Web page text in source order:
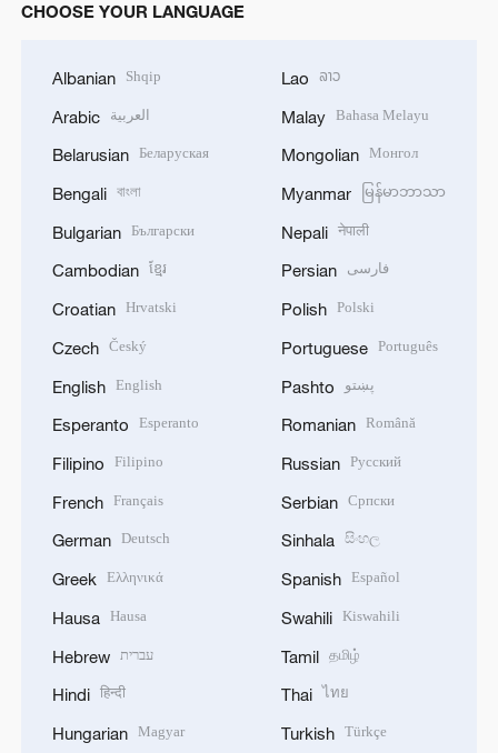
CHOOSE YOUR LANGUAGE
Albanian Shqip
Arabic العربية
Belarusian Беларуская
Bengali বাংলা
Bulgarian Български
Cambodian ខ្មែរ
Croatian Hrvatski
Czech Český
English English
Esperanto Esperanto
Filipino Filipino
French Français
German Deutsch
Greek Ελληνικά
Hausa Hausa
Hebrew עברית
Hindi हिन्दी
Hungarian Magyar
Lao ລາວ
Malay Bahasa Melayu
Mongolian Монгол
Myanmar မြန်မာဘာသာ
Nepali नेपाली
Persian فارسی
Polish Polski
Portuguese Português
Pashto پښتو
Romanian Română
Russian Русский
Serbian Српски
Sinhala සිංහල
Spanish Español
Swahili Kiswahili
Tamil தமிழ்
Thai ไทย
Turkish Türkçe